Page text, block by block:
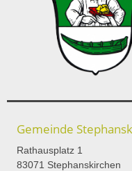
Gemeinde
Rathausplatz 1
83071 Stephanskirchen